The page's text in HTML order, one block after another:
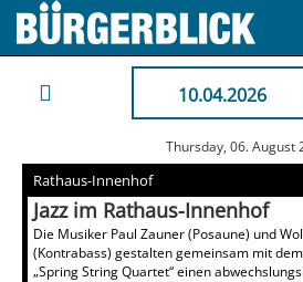
10.04.2026
Thursday, 06. August
Rathaus-Innenhof
Jazz im Rathaus-Innenhof
Die Musiker Paul Zauner (Posaune) und
(Kontrabass) gestalten gemeinsam mit
„Spring String Quartet“ einen